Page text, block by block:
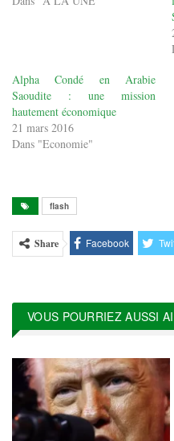
Alpha Condé en Arabie
Saoudite : une mission
hautement économique
21 mars 2016
Dans "Economie"
flash
Share Facebook
VOUS POURRIEZ AUSSI